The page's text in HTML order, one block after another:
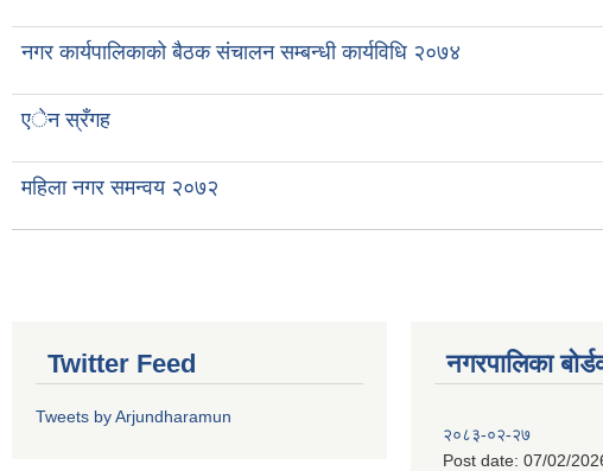
नगर कार्यपालिकाको बैठक संचालन सम्बन्धी कार्यविधि २०७४
एेन स्रँगह
महिला नगर समन्वय २०७२
Twitter Feed
Tweets by Arjundharamun
नगरपालिका
२०८३-०२-२७
Post date: 07/02/